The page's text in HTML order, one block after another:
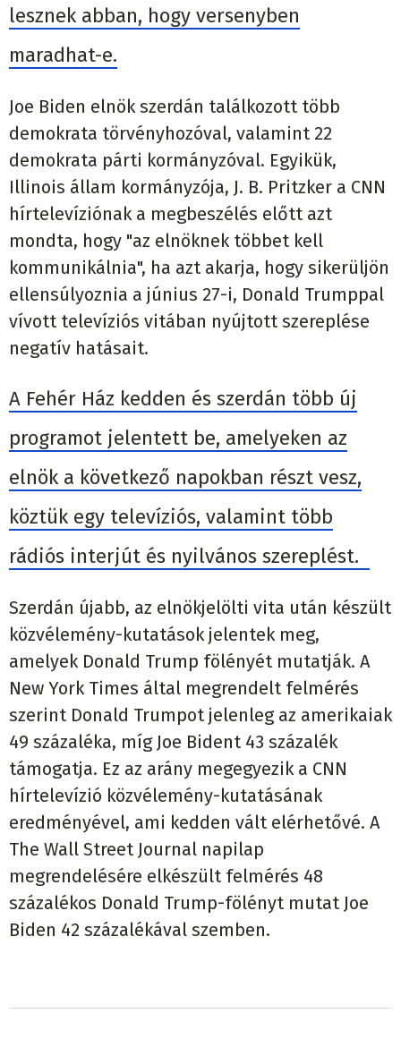
lesznek abban, hogy versenyben
maradhat-e.
Joe Biden elnök szerdán találkozott több
demokrata törvényhozóval, valamint 22
demokrata párti kormányzóval. Egyikük,
Illinois állam kormányzója, J. B. Pritzker a CNN
hírtelevíziónak a megbeszélés előtt azt
mondta, hogy "az elnöknek többet kell
kommunikálnia", ha azt akarja, hogy sikerüljön
ellensúlyoznia a június 27-i, Donald Trumppal
vívott televíziós vitában nyújtott szereplése
negatív hatásait.
A Fehér Ház kedden és szerdán több új
programot jelentett be, amelyeken az
elnök a következő napokban részt vesz,
köztük egy televíziós, valamint több
rádiós interjút és nyilvános szereplést.
Szerdán újabb, az elnökjelölti vita után készült
közvélemény-kutatások jelentek meg,
amelyek Donald Trump fölényét mutatják. A
New York Times által megrendelt felmérés
szerint Donald Trumpot jelenleg az amerikaiak
49 százaléka, míg Joe Bident 43 százalék
támogatja. Ez az arány megegyezik a CNN
hírtelevízió közvélemény-kutatásának
eredményével, ami kedden vált elérhetővé. A
The Wall Street Journal napilap
megrendelésére elkészült felmérés 48
százalékos Donald Trump-fölényt mutat Joe
Biden 42 százalékával szemben.